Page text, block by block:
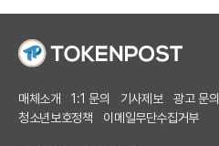
매체소개 1:1 문의 기사제보 광고 문의
청소년보호정책
이메일무단수집거부